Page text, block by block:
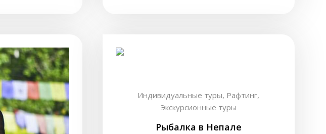
Индивидуальные туры, Рафтинг,
Экскурсионные туры
Рыбалка в Непале